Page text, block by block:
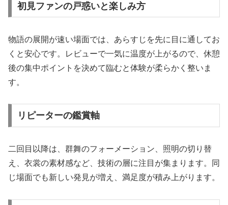
初見ファンの戸惑いと楽しみ方
物語の展開が速い場面では、あらすじを先に目に通してお
くと安心です。レビューで一気に温度が上がるので、休憩
後の集中ポイントを決めて臨むと体験が柔らかく整いま
す。
リピーターの鑑賞軸
二回目以降は、群舞のフォーメーション、照明の切り替
え、衣裳の素材感など、技術の層に注目が集まります。同
じ場面でも新しい発見が増え、満足度が積み上がります。